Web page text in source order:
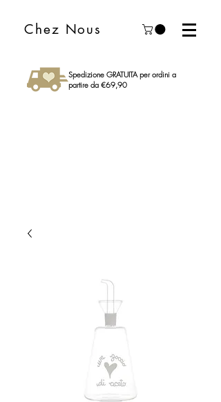
Chez Nous
Spedizione GRATUITA per ordini a
partire da €69,90